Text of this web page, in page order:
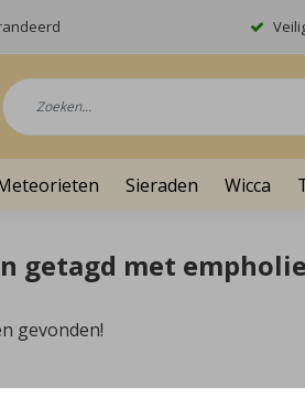
Sieraden Wicca
getagd met
gevonden!